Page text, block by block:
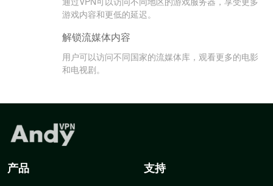
游戏内容和更低的延迟。
解锁流媒体内容
用户可以访问不同国家的流媒体库，观看更多的电影
和电视剧。
产品 支持